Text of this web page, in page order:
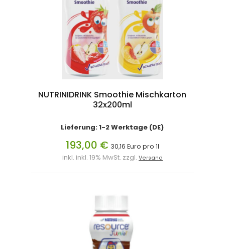
NUTRINIDRINK Smoothie Mischkarton
32x200ml
Lieferung: 1-2 Werktage (DE)
193,00 € 30,16 Euro pro 1l
inkl. inkl. 19% MwSt. zzgl. Versand